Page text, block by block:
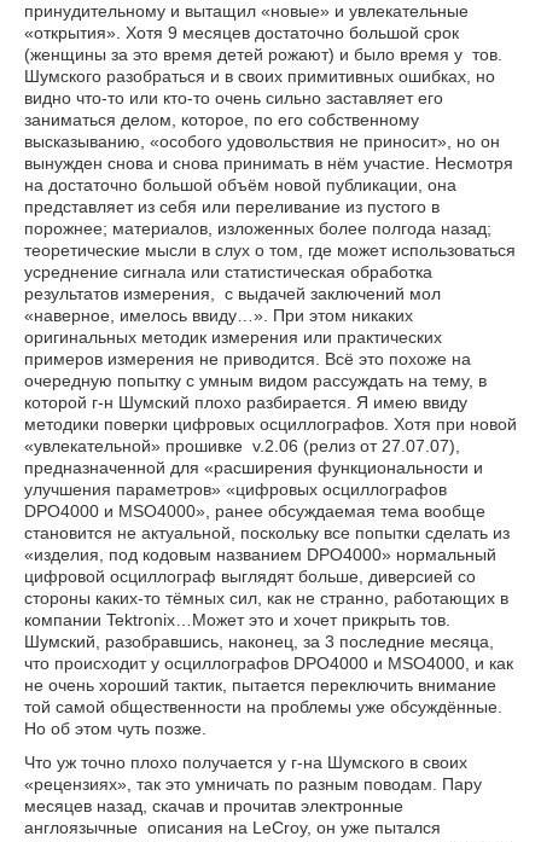
принудительному и вытащил «новые» и увлекательные
«открытия». Хотя 9 месяцев достаточно большой срок
(женщины за это время детей рожают) и было время у тов.
Шумского разобраться и в своих примитивных ошибках, но
видно что-то или кто-то очень сильно заставляет его
заниматься делом, которое, по его собственному
высказыванию, «особого удовольствия не приносит», но он
вынужден снова и снова принимать в нём участие. Несмотря
на достаточно большой объём новой публикации, она
представляет из себя или переливание из пустого в
порожнее; материалов, изложенных более полгода назад;
теоретические мысли в слух о том, где может использоваться
усреднение сигнала или статистическая обработка
результатов измерения, с выдачей заключений мол
«наверное, имелось ввиду…». При этом никаких
оригинальных методик измерения или практических
примеров измерения не приводится. Всё это похоже на
очередную попытку с умным видом рассуждать на тему, в
которой г-н Шумский плохо разбирается. Я имею ввиду
методики поверки цифровых осциллографов. Хотя при новой
«увлекательной» прошивке v.2.06 (релиз от 27.07.07),
предназначенной для «расширения функциональности и
улучшения параметров» «цифровых осциллографов
DPO4000 и MSO4000», ранее обсуждаемая тема вообще
становится не актуальной, поскольку все попытки сделать из
«изделия, под кодовым названием DPO4000» нормальный
цифровой осциллограф выглядят больше, диверсией со
стороны каких-то тёмных сил, как не странно, работающих в
компании Tektronix…Может это и хочет прикрыть тов.
Шумский, разобравшись, наконец, за 3 последние месяца,
что происходит у осциллографов DPO4000 и MSO4000, и как
не очень хороший тактик, пытается переключить внимание
той самой общественности на проблемы уже обсуждённые.
Но об этом чуть позже.
Что уж точно плохо получается у г-на Шумского в своих
«рецензиях», так это умничать по разным поводам. Пару
месяцев назад, скачав и прочитав электронные
англоязычные описания на LeCroy, он уже пытался